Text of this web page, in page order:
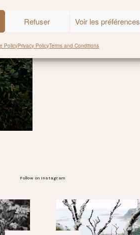
Refuser Voir les préférences
PolicyPrivacy PolicyTerms and Conditions
Follow on Instagram